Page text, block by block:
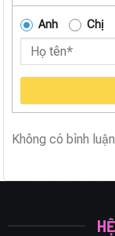
Anh Chị
Không có bình